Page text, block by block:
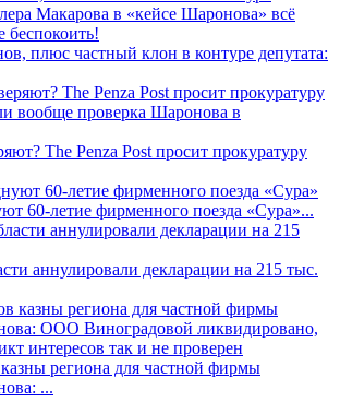
плюс частный клон в контуре депутата:
The Penza Post просит прокуратуру
60-летие фирменного поезда «Сура»...
аннулировали декларации на 215 тыс.
региона для частной фирмы
...